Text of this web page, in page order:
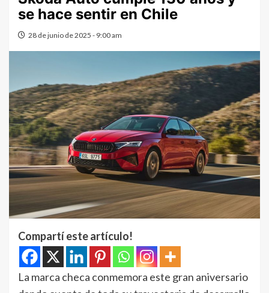
se hace sentir en Chile
28 de junio de 2025 - 9:00 am
Compartí este artículo!
La marca checa conmemora este gran aniversario